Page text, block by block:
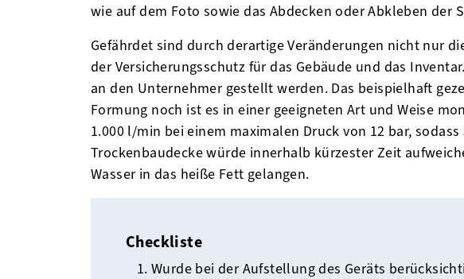
wie auf dem Foto sowie das Abdecken oder Abkleben der
Gefährdet sind durch derartige Veränderungen nicht nur
der Versicherungsschutz für das Gebäude und das
an den Unternehmer gestellt werden. Das beispielhaft
Formung noch ist es in einer geeigneten Art und Weise
1.000 l/min bei einem maximalen Druck von 12 bar,
Trockenbaudecke würde innerhalb kürzester Zeit
Wasser in das heiße Fett gelangen.
Checkliste
Wurde bei der Aufstellung des Geräts